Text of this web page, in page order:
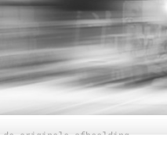
de originele afbeelding